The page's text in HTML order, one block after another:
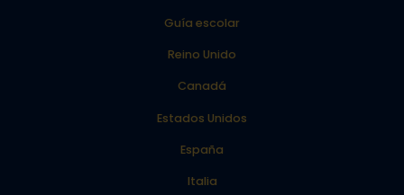
Guía escolar
Reino Unido
Canadá
Estados Unidos
España
Italia